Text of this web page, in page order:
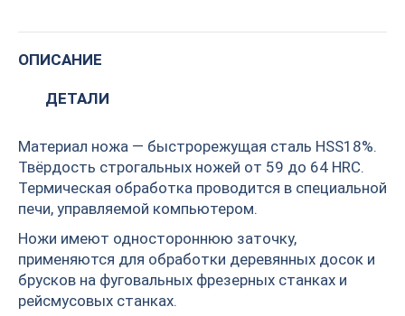
ОПИСАНИЕ
ДЕТАЛИ
Материал ножа — быстрорежущая сталь HSS18%.
Твёрдость строгальных ножей от 59 до 64 HRC.
Термическая обработка проводится в специальной
печи, управляемой компьютером.
Ножи имеют одностороннюю заточку,
применяются для обработки деревянных досок и
брусков на фуговальных фрезерных станках и
рейсмусовых станках.